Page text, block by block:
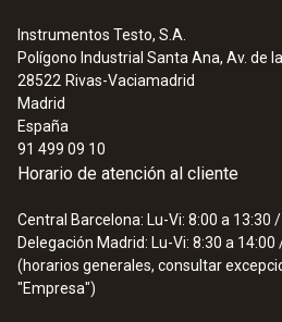
Instrumentos Testo, S.A.
Polígono Industrial Santa Ana, Av. de
28522 Rivas-Vaciamadrid
Madrid
España
91 499 09 10
Horario de atención al cliente
Central Barcelona: Lu-Vi: 8:00 a 13:30
Delegación Madrid: Lu-Vi: 8:30 a 14:00
(horarios generales, consultar
"Empresa")